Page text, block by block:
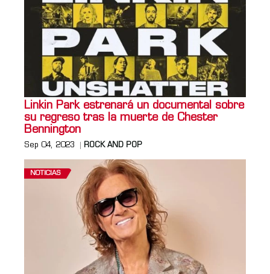
Linkin Park estrenará un documental sobre
su regreso tras la muerte de Chester
Bennington
Sep 04, 2023 ROCK AND POP
NOTICIAS